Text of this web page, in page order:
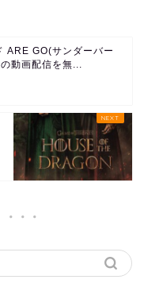
ARE GO(サンダーバー
動画配信を無...